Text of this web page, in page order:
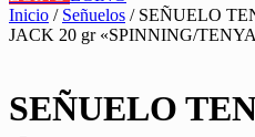
Inicio / Señuelos / SEÑUELO
JACK 20 gr «SPINNING/
SEÑUELO